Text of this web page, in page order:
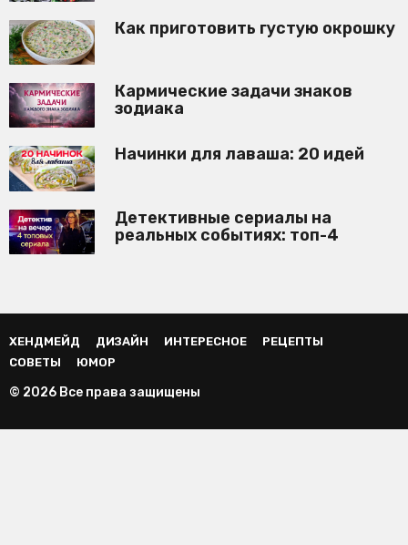
Как приготовить густую окрошку
Кармические задачи знаков
зодиака
Начинки для лаваша: 20 идей
Детективные сериалы на
реальных событиях: топ-4
ХЕНДМЕЙД ДИЗАЙН ИНТЕРЕСНОЕ
РЕЦЕПТЫ
СОВЕТЫ
ЮМОР
© 2026 Все права защищены